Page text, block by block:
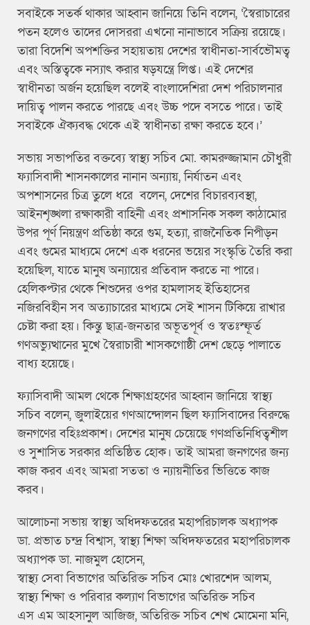
সবাইকে সতর্ক থাকার আহ্বান জানিয়ে তিনি বলেন, ‘স্বৈরাচারের
পতন হলেও তাদের দোসররা এখনো নানাভাবে সক্রিয় রয়েছে।
তারা বিদেশি অপশক্তির সহায়তায় দেশের স্বাধীনতা-সার্বভৌমত্ব
এবং অস্তিত্বকে নস্যাৎ করার ষড়যন্ত্রে লিপ্ত। এই দেশের
স্বাধীনতা অর্জন হয়েছিল বলেই বাংলাদেশিরা দেশ পরিচালনার
দায়িত্ব পালন করতে পারছে এবং উচ্চ পদে বসতে পারে। তাই
সবাইকে ঐক্যবদ্ধ থেকে এই স্বাধীনতা রক্ষা করতে হবে।’
সভায় সভাপতির বক্তব্যে স্বাস্থ্য সচিব মো. কামরুজ্জামান চৌধুরী
ফ্যাসিবাদী শাসনকালের নানান অন্যায়, নির্যাতন এবং
অপশাসনের চিত্র তুলে ধরে বলেন, দেশের বিচারব্যবস্থা,
আইনশৃঙ্খলা রক্ষাকারী বাহিনী এবং প্রশাসনিক সকল কাঠামোর
উপর পূর্ণ নিয়ন্ত্রণ প্রতিষ্ঠা করে গুম, হত্যা, রাজনৈতিক নিপীড়ন
এবং গুমের মাধ্যমে দেশে এক ধরনের ভয়ের সংস্কৃতি তৈরি করা
হয়েছিল, যাতে মানুষ অন্যায়ের প্রতিবাদ করতে না পারে।
হেলিকপ্টার থেকে শিশুদের ওপর হামলাসহ ইতিহাসের
নজিরবিহীন সব অত্যাচারের মাধ্যমে সেই শাসন টিকিয়ে রাখার
চেষ্টা করা হয়। কিন্তু ছাত্র-জনতার অভূতপূর্ব ও স্বতঃস্ফূর্ত
গণঅভ্যুত্থানের মুখে স্বৈরাচারী শাসকগোষ্ঠী দেশ ছেড়ে পালাতে
বাধ্য হয়েছে।
ফ্যাসিবাদী আমল থেকে শিক্ষাগ্রহণের আহ্বান জানিয়ে স্বাস্থ্য
সচিব বলেন, জুলাইয়ের গণআন্দোলন ছিল ফ্যাসিবাদের বিরুদ্ধে
জনগণের বহিঃপ্রকাশ। দেশের মানুষ চেয়েছে গণপ্রতিনিধিত্বশীল
ও সুশাসিত সরকার প্রতিষ্ঠিত হোক। তাই আমরা জনগণের জন্য
কাজ করব এবং আমরা সততা ও ন্যায়নীতির ভিত্তিতে কাজ
করব।
আলোচনা সভায় স্বাস্থ্য অধিদফতরের মহাপরিচালক অধ্যাপক
ডা. প্রভাত চন্দ্র বিশ্বাস, স্বাস্থ্য শিক্ষা অধিদফতরের মহাপরিচালক
অধ্যাপক ডা. নাজমুল হোসেন,
স্বাস্থ্য সেবা বিভাগের অতিরিক্ত সচিব মোঃ খোরশেদ আলম,
স্বাস্থ্য শিক্ষা ও পরিবার কল্যাণ বিভাগের অতিরিক্ত সচিব
এস এম আহসানুল আজিজ, অতিরিক্ত সচিব শেখ মোমেনা মনি,